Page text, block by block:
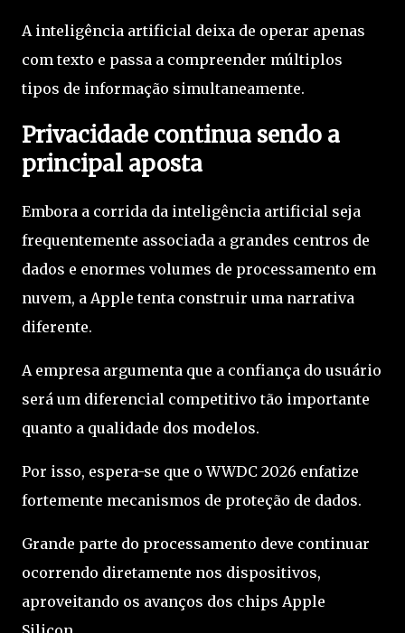
A inteligência artificial deixa de operar apenas
com texto e passa a compreender múltiplos
tipos de informação simultaneamente.
Privacidade continua sendo a
principal aposta
Embora a corrida da inteligência artificial seja
frequentemente associada a grandes centros de
dados e enormes volumes de processamento em
nuvem, a Apple tenta construir uma narrativa
diferente.
A empresa argumenta que a confiança do usuário
será um diferencial competitivo tão importante
quanto a qualidade dos modelos.
Por isso, espera-se que o WWDC 2026 enfatize
fortemente mecanismos de proteção de dados.
Grande parte do processamento deve continuar
ocorrendo diretamente nos dispositivos,
aproveitando os avanços dos chips Apple